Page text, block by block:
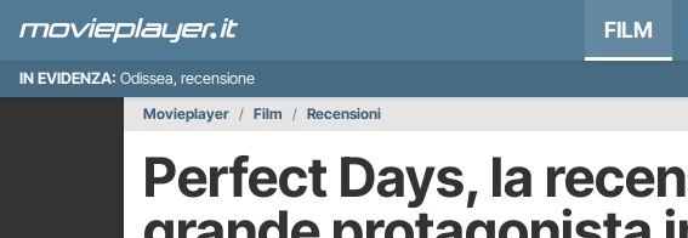
FILM
IN EVIDENZA: Odissea, recensione
Movieplayer
Film Recensioni
Perfect Days, la